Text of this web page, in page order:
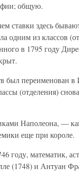
общую.
ставки здесь
одним из классов
в 1795 году
был переименован в
(отделения)
Наполеона, —
еще при короле.
году, математик,
(1748) и Антуан